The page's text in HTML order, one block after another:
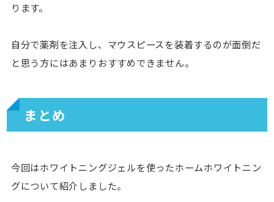
ります。
自分で薬剤を注入し、マウスピースを装着するのが面倒だ
と思う方にはあまりおすすめできません。
まとめ
今回はホワイトニングジェルを使ったホームホワイトニン
グについて紹介しました。